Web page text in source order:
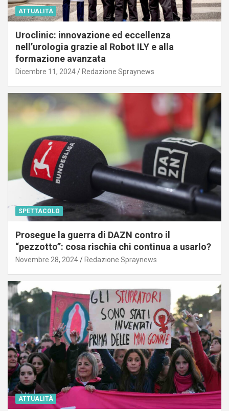
ATTUALITÀ
Uroclinic: innovazione ed eccellenza
nell’urologia grazie al Robot ILY e alla
formazione avanzata
Dicembre 11, 2024 Redazione Spraynews
SPETTACOLO
Prosegue la guerra di DAZN contro il
“pezzotto”: cosa rischia chi continua a usarlo?
Novembre 28, 2024 Redazione Spraynews
ATTUALITÀ